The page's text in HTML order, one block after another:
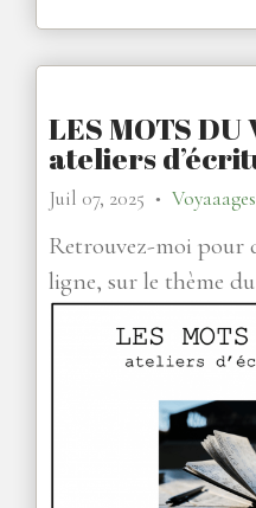
LES MOTS DU
ateliers
Juil 07, 2025 ●
Retrouvez-moi pour
ligne, sur le thème du